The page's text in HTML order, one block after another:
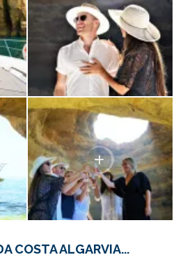
COSTA ALGARVIA...